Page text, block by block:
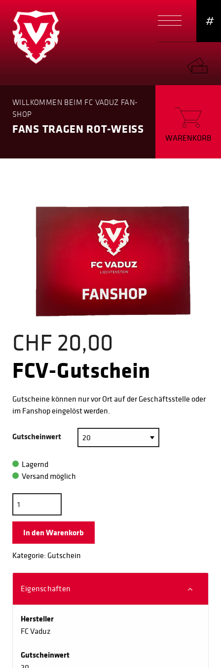
#
WILLKOMMEN BEIM FC VADUZ FAN-
SHOP
FANS TRAGEN ROT-WEISS
WARENKORB
CHF 20,00
FCV-Gutschein
Gutscheine können nur vor Ort auf der Geschäftsstelle oder
im Fanshop eingelöst werden.
Gutscheinwert
Lagernd
Versand möglich
Kategorie: Gutschein
Eigenschaften
Hersteller
FC Vaduz
Gutscheinwert